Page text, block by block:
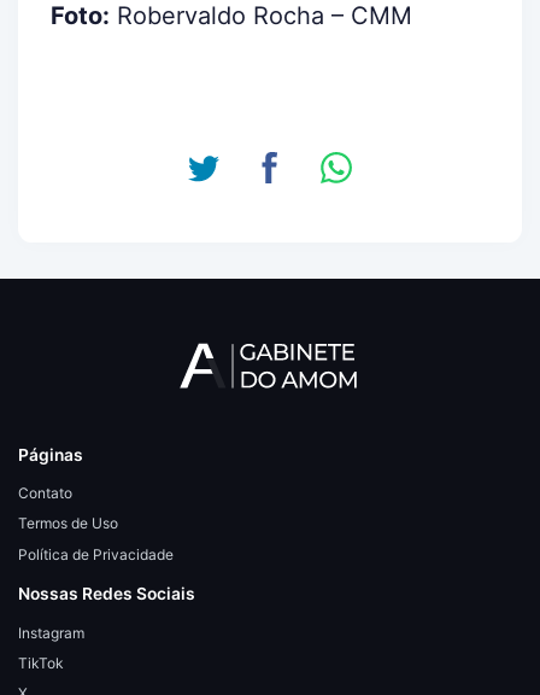
Foto: Robervaldo Rocha – CMM
Páginas
Contato
Termos de Uso
Política de Privacidade
Nossas Redes Sociais
Instagram
TikTok